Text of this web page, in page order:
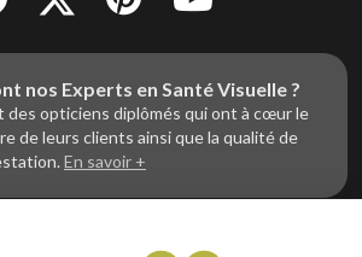
nos Experts en Santé Visuelle ?
des opticiens diplômés qui ont à cœur le
de leurs clients ainsi que la qualité de
En savoir +